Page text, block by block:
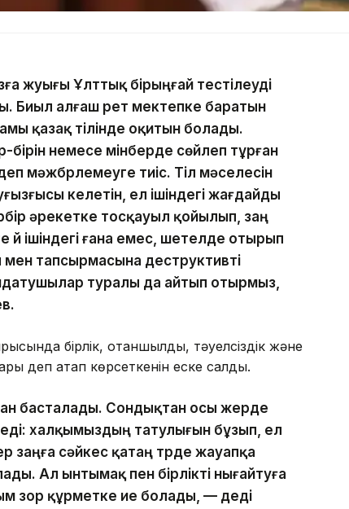
жуығы Ұлттық бірыңғай тестілеуді
Биыл алғаш рет мектепке баратын
қазақ тілінде оқитын болады.
бірін немесе мінберде сөйлеп тұрған
мәжбүрлемеуге тиіс. Тіл мәселесін
келетін, ел ішіндегі жағдайды
әрекетке тосқауыл қойылып, заң
үй ішіндегі ғана емес, шетелде отырып
тапсырмасына деструктивті
туралы да айтып отырмыз,
бірлік, отаншылдық, тәуелсіздік және
деп атап көрсеткенін еске салды.
басталады. Сондықтан осы жерде
халқымыздың татулығын бұзып, ел
заңға сәйкес қатаң түрде жауапқа
Ал ынтымақ пен бірлікті нығайтуға
зор құрметке ие болады, — деді